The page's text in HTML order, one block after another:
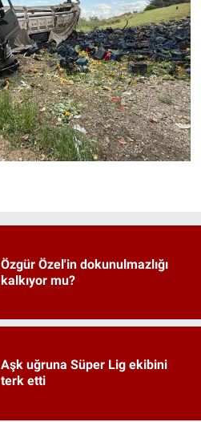
Özgür Özel'in dokunulmazlığı
kalkıyor mu?
Aşk uğruna Süper Lig ekibini
terk etti